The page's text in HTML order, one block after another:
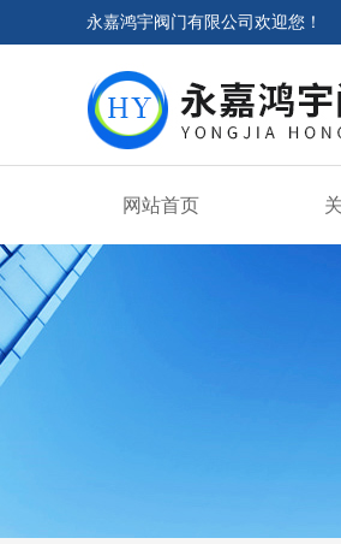
永嘉鸿宇阀门有限公司欢迎您！
网站首页